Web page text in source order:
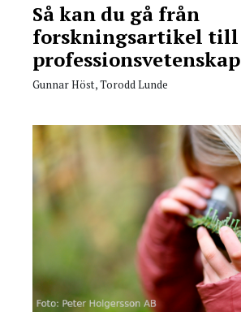
Så kan du gå från
forskningsartikel till
professionsvetenskap
Gunnar Höst, Torodd Lunde